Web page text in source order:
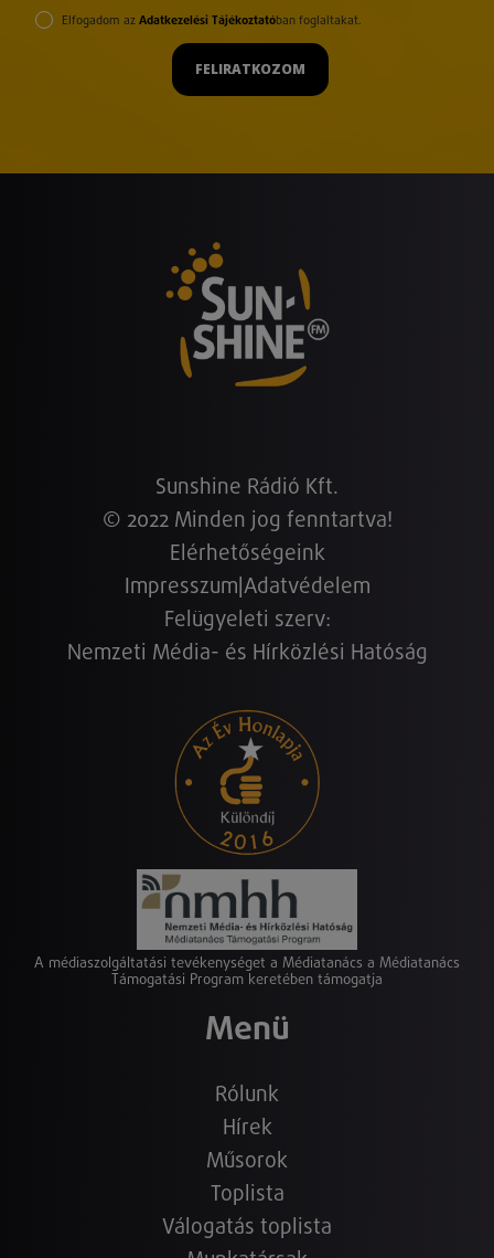
Elfogadom az Adatkezelési Tájékoztatóban foglaltakat.
FELIRATKOZOM
Sunshine Rádió Kft.
© 2022 Minden jog fenntartva!
Elérhetőségeink
Impresszum Adatvédelem
Felügyeleti szerv:
Nemzeti Média- és Hírközlési Hatóság
A médiaszolgáltatási tevékenységet a Médiatanács a Médiatanács
Támogatási Program keretében támogatja
Menü
Rólunk
Hírek
Műsorok
Toplista
Válogatás toplista